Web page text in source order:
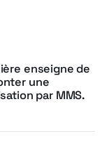
enseigne de
une
par MMS.